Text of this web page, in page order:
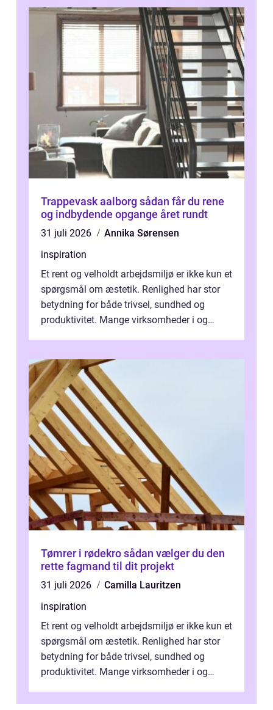
Trappevask aalborg sådan får du rene
og indbydende opgange året rundt
31 juli 2026
Annika Sørensen
inspiration
Et rent og velholdt arbejdsmiljø er ikke kun et
spørgsmål om æstetik. Renlighed har stor
betydning for både trivsel, sundhed og
produktivitet. Mange virksomheder i og
Tømrer i rødekro sådan vælger du den
rette fagmand til dit projekt
31 juli 2026
Camilla Lauritzen
inspiration
Et rent og velholdt arbejdsmiljø er ikke kun et
spørgsmål om æstetik. Renlighed har stor
betydning for både trivsel, sundhed og
produktivitet. Mange virksomheder i og